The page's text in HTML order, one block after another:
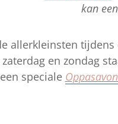
kan
allerkleinsten tijdens
en zondag
speciale